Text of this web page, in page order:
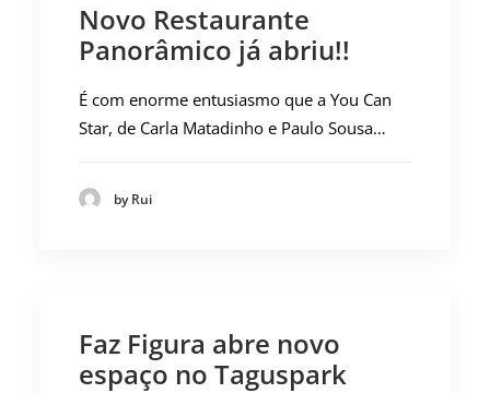
Novo Restaurante
Panorâmico já abriu!!
É com enorme entusiasmo que a You Can
Star, de Carla Matadinho e Paulo Sousa…
by Rui
Faz Figura abre novo
espaço no Taguspark